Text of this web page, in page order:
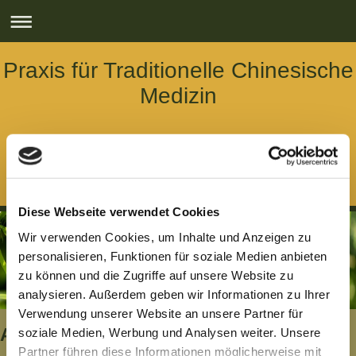
Diese Webseite verwendet Cookies
Wir verwenden Cookies, um Inhalte und Anzeigen zu
personalisieren, Funktionen für soziale Medien anbieten
zu können und die Zugriffe auf unsere Website zu
analysieren. Außerdem geben wir Informationen zu Ihrer
Verwendung unserer Website an unsere Partner für
soziale Medien, Werbung und Analysen weiter. Unsere
Partner führen diese Informationen möglicherweise mit
Praxis für Traditionelle Chinesische
Medizin
Dr. med. Lars Staab
中醫師 史纳思
Akupunktur und Moxibustion